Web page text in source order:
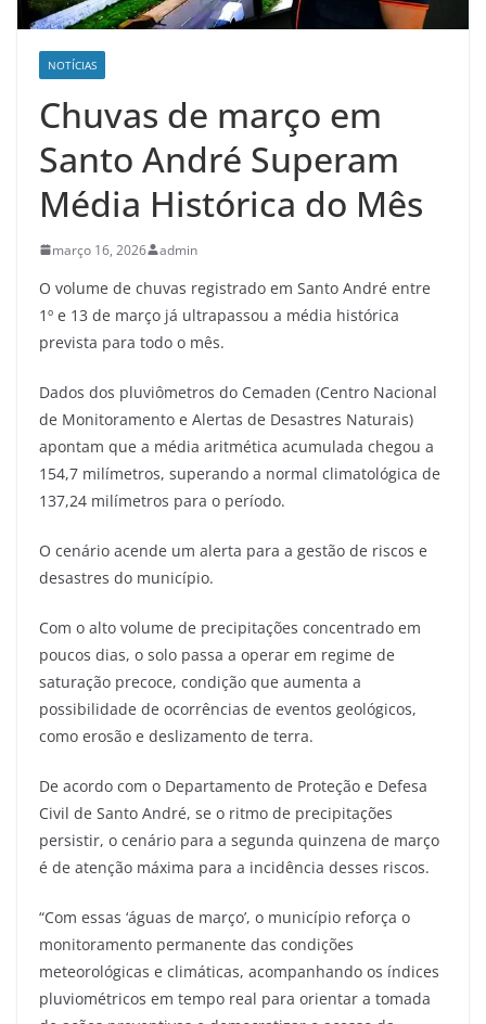
NOTÍCIAS
Chuvas de março em
Santo André Superam
Média Histórica do Mês
março 16, 2026 admin
O volume de chuvas registrado em Santo André entre
1º e 13 de março já ultrapassou a média histórica
prevista para todo o mês.
Dados dos pluviômetros do Cemaden (Centro Nacional
de Monitoramento e Alertas de Desastres Naturais)
apontam que a média aritmética acumulada chegou a
154,7 milímetros, superando a normal climatológica de
137,24 milímetros para o período.
O cenário acende um alerta para a gestão de riscos e
desastres do município.
Com o alto volume de precipitações concentrado em
poucos dias, o solo passa a operar em regime de
saturação precoce, condição que aumenta a
possibilidade de ocorrências de eventos geológicos,
como erosão e deslizamento de terra.
De acordo com o Departamento de Proteção e Defesa
Civil de Santo André, se o ritmo de precipitações
persistir, o cenário para a segunda quinzena de março
é de atenção máxima para a incidência desses riscos.
“Com essas ‘águas de março’, o município reforça o
monitoramento permanente das condições
meteorológicas e climáticas, acompanhando os índices
pluviométricos em tempo real para orientar a tomada